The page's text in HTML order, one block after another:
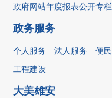
政府网站年度报表公开专栏
政务服务
个人服务 法人服务 便
工程建设
大美雄安